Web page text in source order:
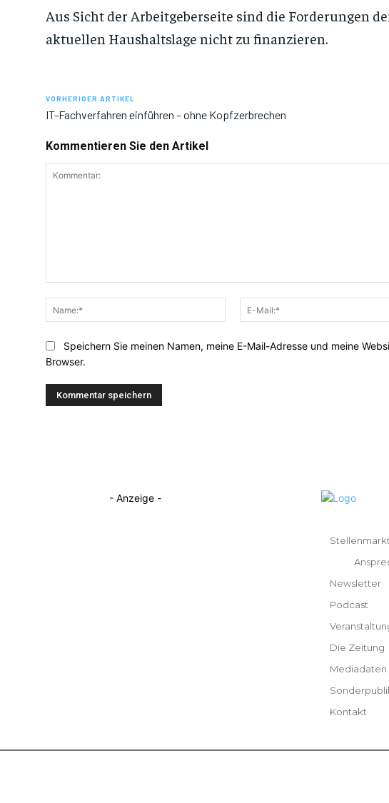
Aus Sicht der Arbeitgeberseite sind die Forderungen
aktuellen Haushaltslage nicht zu finanzieren.
VORHERIGER ARTIKEL
IT-Fachverfahren einführen – ohne Kopfzerbrechen
Kommentieren Sie den Artikel
Name:*
Speichern Sie meinen Namen, meine E-Mail-Adresse und meine
Browser.
- Anzeige -
Newsletter
Podcast
Die Zeitung
Mediadaten
Kontakt